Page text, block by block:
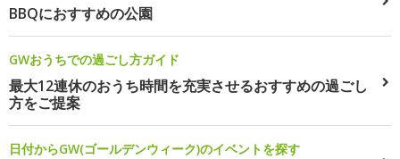
BBQにおすすめの公園
GWおうちでの過ごし方ガイド
最大12連休のおうち時間を充実させるおすすめの過ごし
方をご提案
日付からGW(ゴールデンウィーク)のイベントを探す